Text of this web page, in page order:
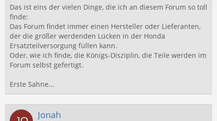
Das ist eins der vielen Dinge, die ich an diesem Forum so toll
finde:
Das Forum findet immer einen Hersteller oder Lieferanten,
der die größer werdenden Lücken in der Honda
Ersatzteilversorgung füllen kann.
Oder, wie ich finde, die Königs-Disziplin, die Teile werden im
Forum selbst gefertigt.
Erste Sahne...
Jonah